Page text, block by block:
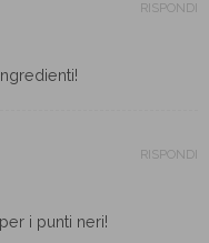
RISPONDI
i punti neri!
RISPONDI